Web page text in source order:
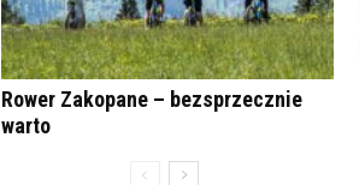
Rower Zakopane – bezsprzecznie
warto